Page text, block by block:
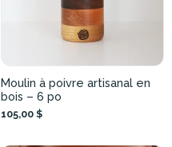
Moulin à poivre artisanal en
bois – 6 po
105,00 $